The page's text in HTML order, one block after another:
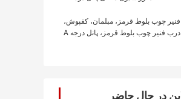
OEM فنیر چوب بلوط قرمز، مبلمان، کفپوش،
درب فنیر چوب بلوط قرمز، پانل درجه A